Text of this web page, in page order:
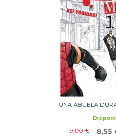
UNA ABUELA
9,00 € 8,55